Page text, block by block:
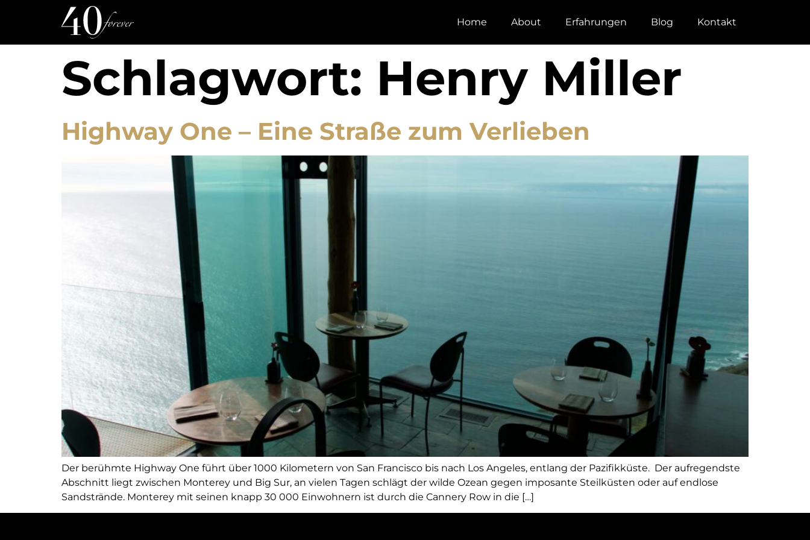
Home About Erfahrungen Blog Kontakt
Schlagwort: Henry Miller
Highway One – Eine Straße zum Verlieben
Der berühmte Highway One führt über 1000 Kilometern von San Francisco bis nach Los Angeles, entlang der Pazifikküste. Der aufregendste
Abschnitt liegt zwischen Monterey und Big Sur, an vielen Tagen schlägt der wilde Ozean gegen imposante Steilküsten oder auf endlose
Sandstrände. Monterey mit seinen knapp 30 000 Einwohnern ist durch die Cannery Row in die […]